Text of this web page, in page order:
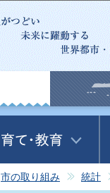
市の取り組み 統計